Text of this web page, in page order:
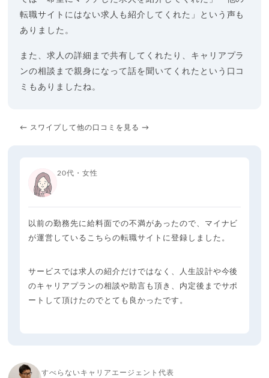
転職サイトにはない求人も紹介してくれた」という声も
ありました。
また、求人の詳細まで共有してくれたり、キャリアプラ
ンの相談まで親身になって話を聞いてくれたという口コ
ミもありましたね。
← スワイプして他の口コミを見る →
20代・女性
以前の勤務先に給料面での不満があったので、マイナビ
が運営しているこちらの転職サイトに登録しました。
サービスでは求人の紹介だけではなく、人生設計や今後
のキャリアプランの相談や助言も頂き、内定後までサポ
ートして頂けたのでとても良かったです。
すべらないキャリアエージェント代表